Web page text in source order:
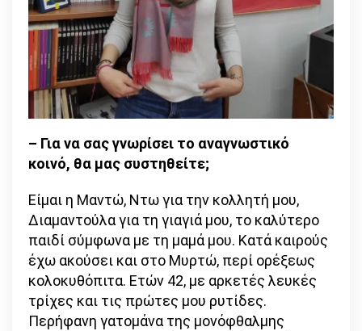
– Για να σας γνωρίσει το αναγνωστικό
κοινό, θα μας συστηθείτε;
Είμαι η Μαντώ, Ντω για την κολλητή μου,
Διαμαντούλα για τη γιαγιά μου, το καλύτερο
παιδί σύμφωνα με τη μαμά μου. Κατά καιρούς
έχω ακούσει και στο Μυρτώ, περί ορέξεως
κολοκυθόπιτα. Ετών 42, με αρκετές λευκές
τρίχες και τις πρώτες μου ρυτίδες.
Περήφανη γατομάνα της μονόφθαλμης